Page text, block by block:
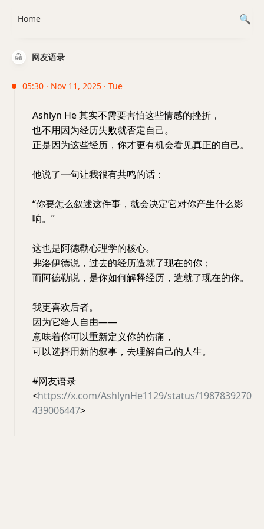
网友语录
05:30 · Nov 11, 2025 · Tue
Ashlyn He 其实不需要害怕这些情感的挫折，
也不用因为经历失败就否定自己。
正是因为这些经历，你才更有机会看见真正的自己。
他说了一句让我很有共鸣的话：
“你要怎么叙述这件事，就会决定它对你产生什么影
响。”
这也是阿德勒心理学的核心。
弗洛伊德说，过去的经历造就了现在的你；
而阿德勒说，是你如何解释经历，造就了现在的你。
我更喜欢后者。
因为它给人自由——
意味着你可以重新定义你的伤痛，
可以选择用新的叙事，去理解自己的人生。
#网友语录
<https://x.com/AshlynHe1129/status/1987839270
439006447>
Home